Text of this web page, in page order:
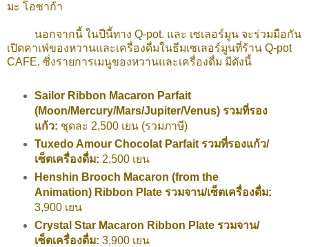
มะ โอซาก้า
นอกจากนี้ ในปีนี้ทาง Q-pot. และ เซเลอร์มูน จะร่วมมือกัน
เปิดคาเฟ่ของหวานและเครื่องดื่มในธีมเซเลอร์มูนที่ร้าน Q-pot
CAFE. ซึ่งรายการเมนูของหวานและเครื่องดื่ม มีดังนี้
Sailor Ribbon Macaron Parfait
(Moon/Mercury/Mars/Jupiter/Venus) รวมที่รอง
แก้ว: ชุดละ 2,500 เยน (รวมภาษี)
Tuxedo Amour Chocolat Parfait รวมที่รองแก้ว/
เซ็ตเครื่องดื่ม: 2,500 เยน
Henshin Brooch Macaron (from the
Animation) Ribbon Plate รวมจาน/เซ็ตเครื่องดื่ม:
3,900 เยน
Crystal Star Macaron Ribbon Plate รวมจาน/
เซ็ตเครื่องดื่ม: 3,900 เยน